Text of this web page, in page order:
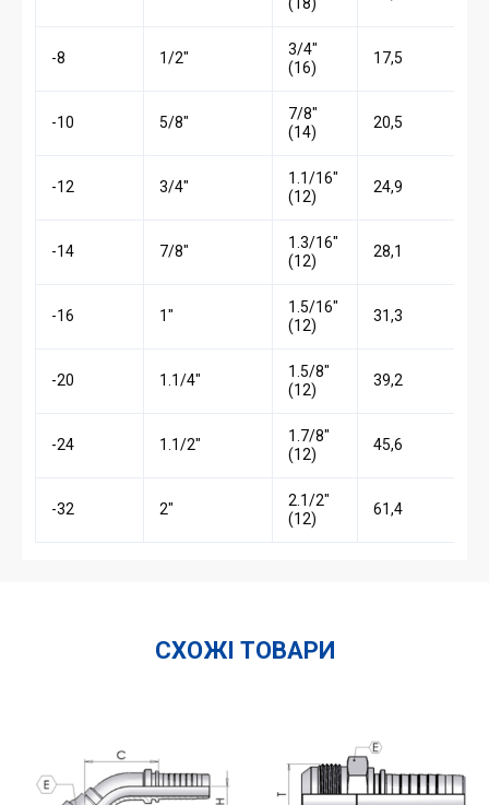
-8 1/2″
3/4″
(16)
17,5
-10 5/8″
7/8″
(14)
20,5
-12 3/4″
1.1/16″
(12)
24,9
-14 7/8″
1.3/16″
(12)
28,1
-16 1″
1.5/16″
(12)
31,3
-20 1.1/4″
1.5/8″
(12)
39,2
-24 1.1/2″
1.7/8″
(12)
45,6
-32 2″
2.1/2″
(12)
61,4
СХОЖІ ТОВАРИ